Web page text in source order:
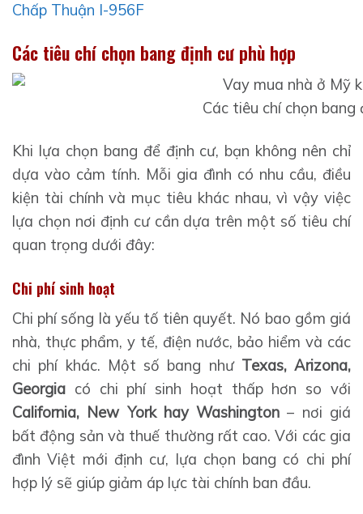
Chấp Thuận I-956F
Các tiêu chí chọn bang định cư phù hợp
Các tiêu chí chọn
Khi lựa chọn bang để định cư, bạn không nên chỉ
dựa vào cảm tính. Mỗi gia đình có nhu cầu, điều
kiện tài chính và mục tiêu khác nhau, vì vậy việc
lựa chọn nơi định cư cần dựa trên một số tiêu chí
quan trọng dưới đây:
Chi phí sinh hoạt
Chi phí sống là yếu tố tiên quyết. Nó bao gồm giá
nhà, thực phẩm, y tế, điện nước, bảo hiểm và các
chi phí khác. Một số bang như Texas, Arizona,
Georgia có chi phí sinh hoạt thấp hơn so với
California, New York hay Washington – nơi giá
bất động sản và thuế thường rất cao. Với các gia
đình Việt mới định cư, lựa chọn bang có chi phí
hợp lý sẽ giúp giảm áp lực tài chính ban đầu.